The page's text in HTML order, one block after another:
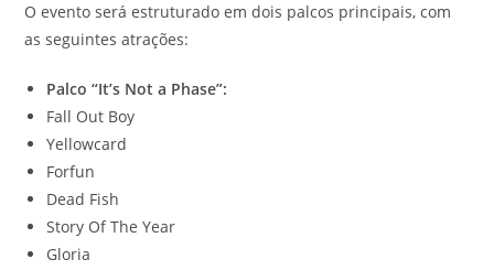
O evento será estruturado em dois palcos principais, com
as seguintes atrações:
Palco “It’s Not a Phase”:
Fall Out Boy
Yellowcard
Forfun
Dead Fish
Story Of The Year
Gloria